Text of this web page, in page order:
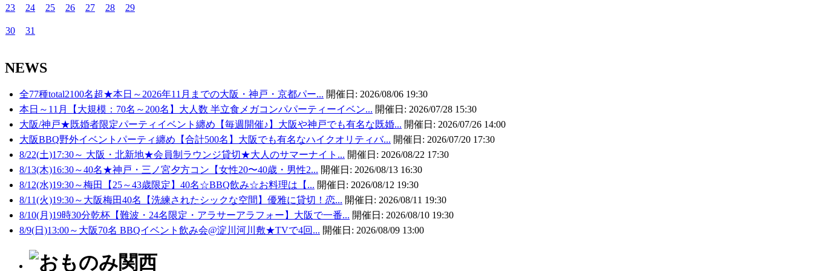
23 24 25 26 27 28 29
30 31
NEWS
全77種total2100名超★本日～2026年11月までの大阪・神戸・京都パー... 開催日: 2026/08/06 19:30
本日～11月【大規模：70名～200名】大人数 半立食メガコンパパーティーイベン... 開催日: 2026/07/28 15:30
大阪/神戸★既婚者限定パーティイベント纏め【毎週開催♪】大阪や神戸でも有名な既婚... 開催日: 2026/07/26 14:00
大阪BBQ野外イベントパーティ纏め【合計500名】大阪でも有名なハイクオリティバ... 開催日: 2026/07/20 17:30
8/22(土)17:30～ 大阪・北新地★会員制ラウンジ貸切★大人のサマーナイト... 開催日: 2026/08/22 17:30
8/13(木)16:30～40名★神戸・三ノ宮夕方コン【女性20〜40歳・男性2... 開催日: 2026/08/13 16:30
8/12(水)19:30～梅田【25～43歳限定】40名☆BBQ飲み☆お料理は【... 開催日: 2026/08/12 19:30
8/11(火)19:30～大阪梅田40名【洗練されたシックな空間】優雅に貸切！恋... 開催日: 2026/08/11 19:30
8/10(月)19時30分乾杯【難波・24名限定・アラサーアラフォー】大阪で一番... 開催日: 2026/08/10 19:30
8/9(日)13:00～大阪70名 BBQイベント飲み会@淀川河川敷★TVで4回... 開催日: 2026/08/09 13:00